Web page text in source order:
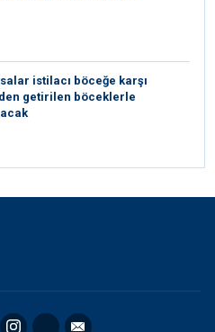
istilacı böceğe karşı
getirilen böceklerle
Twitter Instagram RSS